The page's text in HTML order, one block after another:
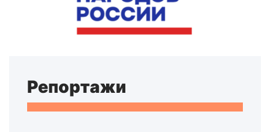
Репортажи